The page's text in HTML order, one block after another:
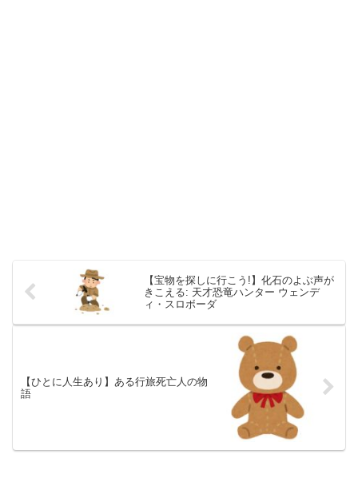
【宝物を探しに行こう!】化石のよぶ声が
きこえる: 天才恐竜ハンター ウェンデ
ィ・スロボーダ
【ひとに人生あり】ある行旅死亡人の物
語